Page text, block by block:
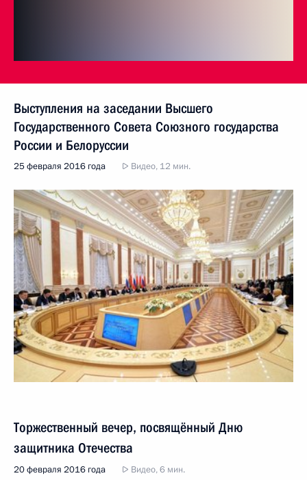
Выступления на заседании Высшего
Государственного Совета Союзного государства
России и Белоруссии
25 февраля 2016 года Видео, 12 мин.
Торжественный вечер, посвящённый Дню
защитника Отечества
20 февраля 2016 года Видео, 6 мин.